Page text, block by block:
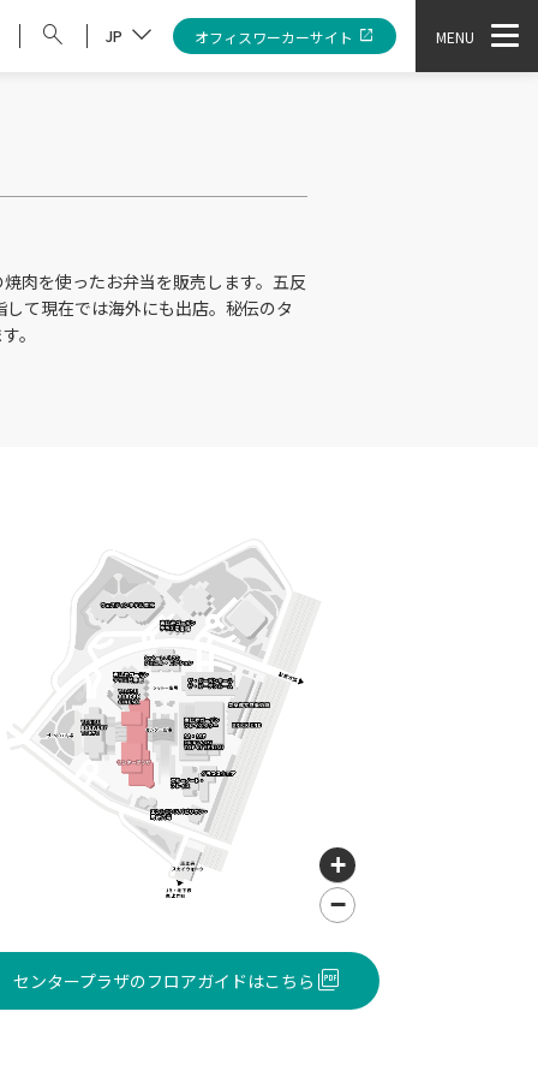
JP オフィスワーカーサイト MENU
肉を使ったお弁当を販売します。五反
て現在では海外にも出店。秘伝のタ
。
+
−
センタープラザのフロアガイドはこちら